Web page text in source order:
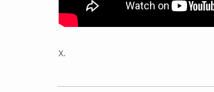
X.